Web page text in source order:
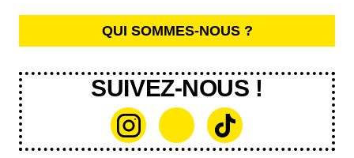
QUI SOMMES-NOUS ?
SUIVEZ-NOUS !